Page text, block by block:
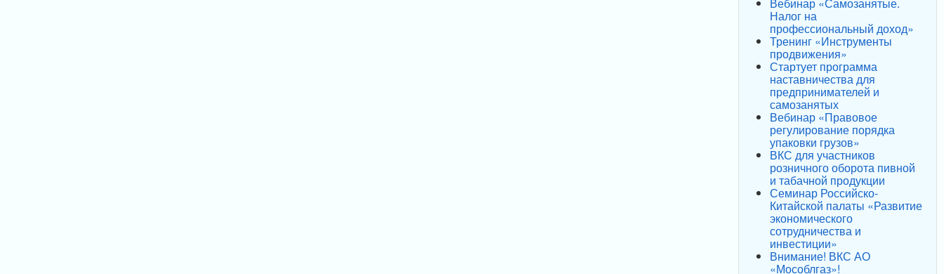
Налог на
профессиональный доход»
Тренинг «Инструменты
продвижения»
Стартует программа
наставничества для
предпринимателей и
самозанятых
Вебинар «Правовое
регулирование порядка
упаковки грузов»
ВКС для участников
розничного оборота пивной
и табачной продукции
Семинар Российско-
Китайской палаты «Развитие
экономического
сотрудничества и
инвестиции»
Внимание! ВКС АО
«Мособлгаз»!